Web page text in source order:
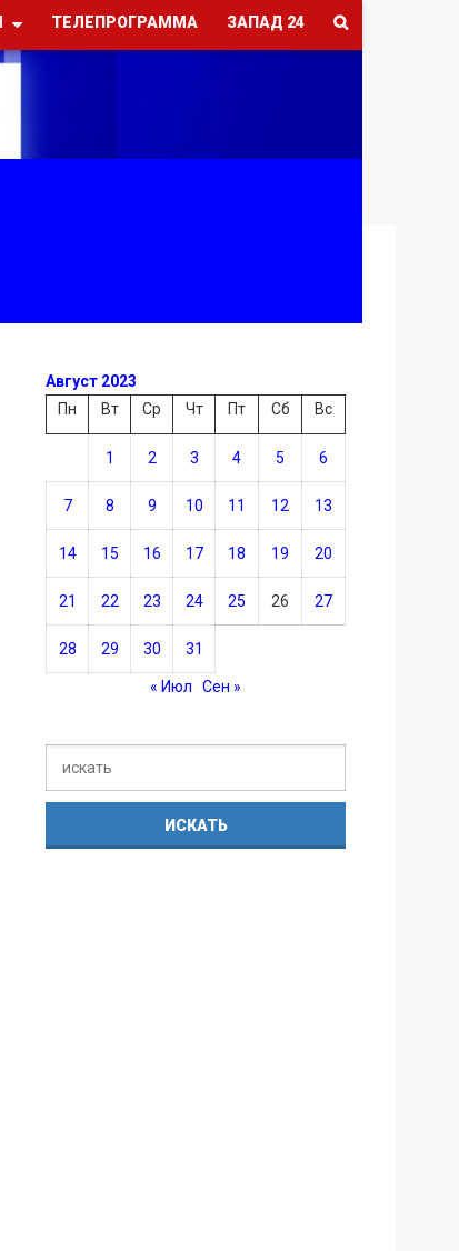
ТЕЛЕПРОГРАММА ЗАПАД 24
Август 2023
Пн
Вт Ср Чт Пт Сб Вс
1 2 3 4 5 6
7 8 9 10 11 12 13
14 15 16 17 18 19 20
21 22 23 24 25 26 27
28 29 30 31
« Июл Сен »